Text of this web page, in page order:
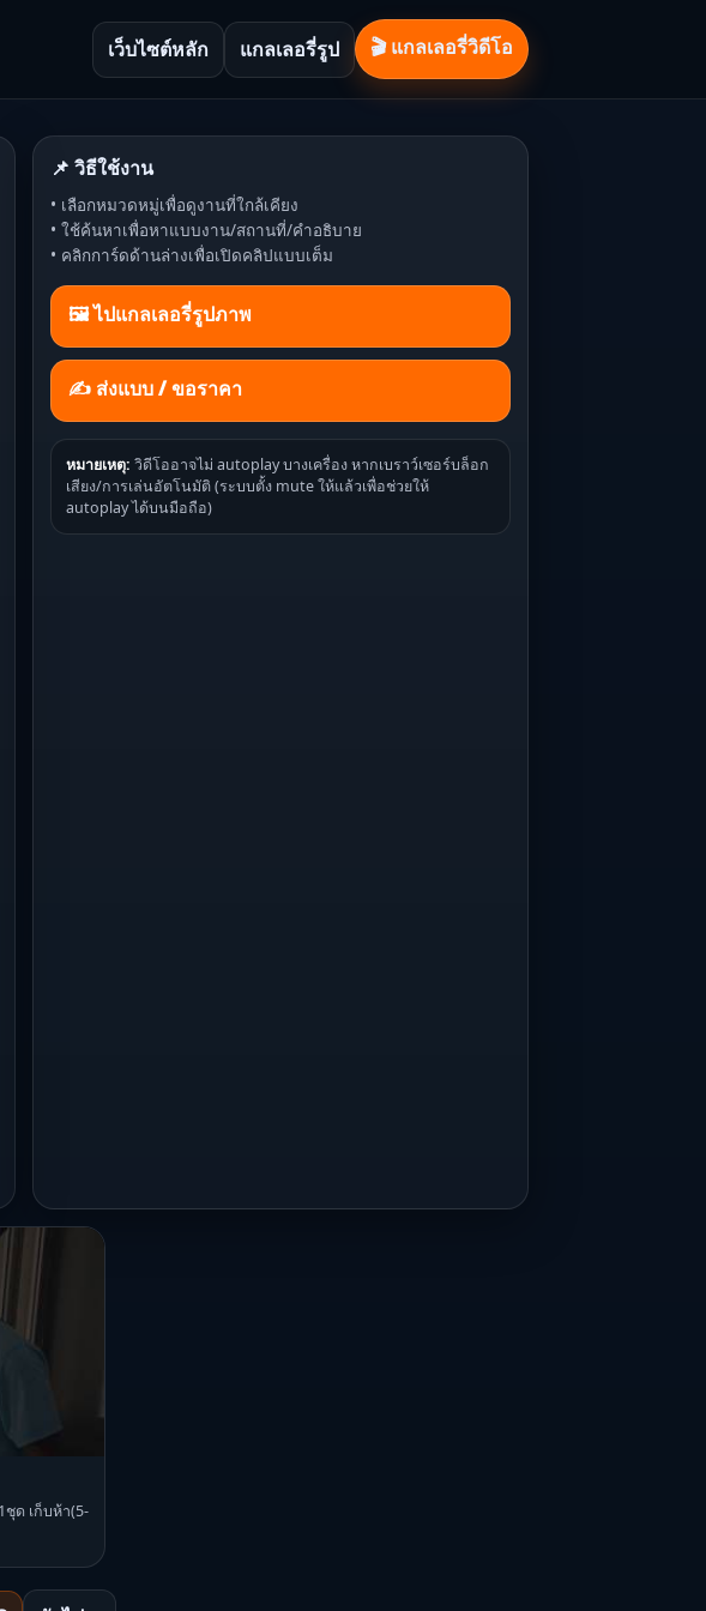
เว็บไซต์หลัก แกลเลอรี่รูป 🎬 แกลเลอรี่วิดีโอ
📌 วิธีใช้งาน
• เลือกหมวดหมู่เพื่อดูงานที่ใกล้เคียง
• ใช้ค้นหาเพื่อหาแบบงาน/สถานที่/คำอธิบาย
• คลิกการ์ดด้านล่างเพื่อเปิดคลิปแบบเต็ม
🖼️ ไปแกลเลอรี่รูปภาพ
✍ ส่งแบบ / ขอราคา
หมายเหตุ: วิดีโออาจไม่ autoplay บางเครื่อง หากเบราว์เซอร์บล็อก
เสียง/การเล่นอัตโนมัติ (ระบบตั้ง mute ให้แล้วเพื่อช่วยให้
autoplay ได้บนมือถือ)
ชุด เก็บห้า(5-